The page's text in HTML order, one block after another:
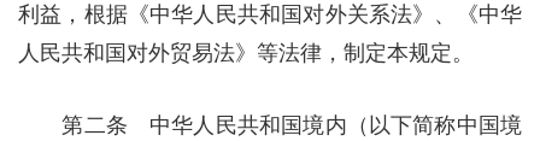
利益，根据《中华人民共和国对外关系法》、《中华
人民共和国对外贸易法》等法律，制定本规定。
第二条 中华人民共和国境内（以下简称中国境